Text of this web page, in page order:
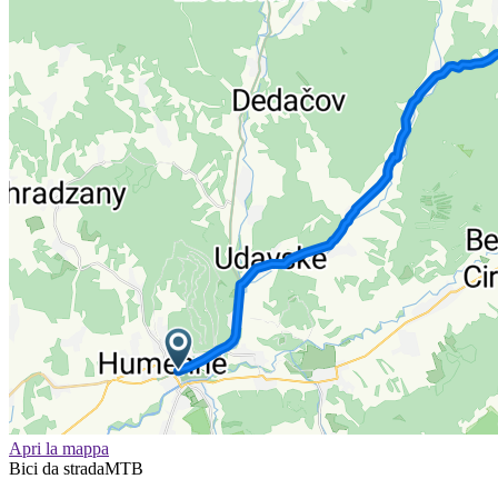
Apri la mappa
Bici da stradaMTB